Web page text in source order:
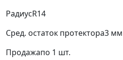
РадиусR14
Сред. остаток протектора3 мм
Продажапо 1 шт.